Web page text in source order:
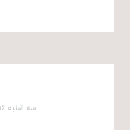
سه شنبه ۱۶ دی ۱۳۸۲ در ۲:۲۱ بعد از ظهر